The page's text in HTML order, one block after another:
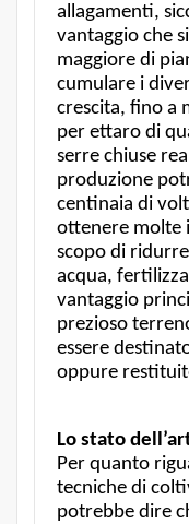
allagamenti,
vantaggio che
maggiore di
cumulare i
crescita, fino a
per ettaro di
serre chiuse
produzione
centinaia di
ottenere molte
scopo di
acqua,
vantaggio
prezioso
essere
oppure
Lo stato
Per quanto
tecniche di
potrebbe dire